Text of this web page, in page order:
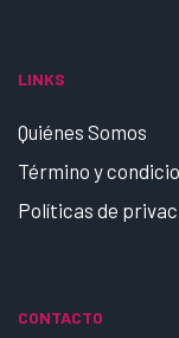
LINKS
Quiénes Somos
Término y
Políticas de
CONTACTO